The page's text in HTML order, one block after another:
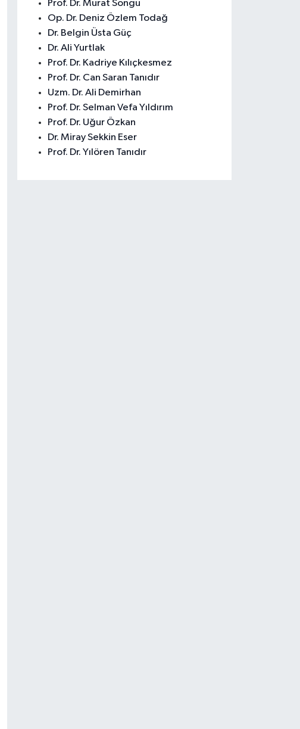
Prof. Dr. Murat Songu
Op. Dr. Deniz Özlem Todağ
Dr. Belgin Üsta Güç
Dr. Ali Yurtlak
Prof. Dr. Kadriye Kılıçkesmez
Prof. Dr. Can Saran Tanıdır
Uzm. Dr. Ali Demirhan
Prof. Dr. Selman Vefa Yıldırım
Prof. Dr. Uğur Özkan
Dr. Miray Sekkin Eser
Prof. Dr. Yılören Tanıdır